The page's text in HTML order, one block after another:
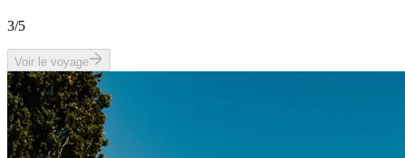
3/5
Voir le voyage